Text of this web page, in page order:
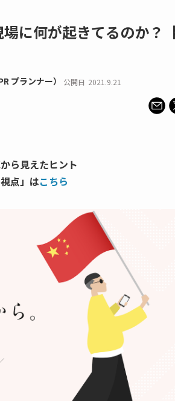
場に何が起きてるのか？
プランナー） 公開日 2021.9.21
ら見えたヒント
点」はこちら